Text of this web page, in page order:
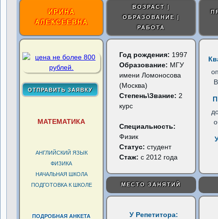
ИРИНА
АЛЕКСЕЕВНА
ВОЗРАСТ |
ОБРАЗОВАНИЕ |
РАБОТА
МАТЕМАТИКА
АНГЛИЙСКИЙ ЯЗЫК
ФИЗИКА
НАЧАЛЬНАЯ ШКОЛА
ПОДГОТОВКА К ШКОЛЕ
ПОДРОБНАЯ АНКЕТА
Год рождения: 1997
Образование: МГУ
имени Ломоносова
(Москва)
Степень\Звание: 2
курс
Специальность:
Физик
Статус:студент
Стаж: с 2012 года
МЕСТО ЗАНЯТИЙ
У Репетитора: